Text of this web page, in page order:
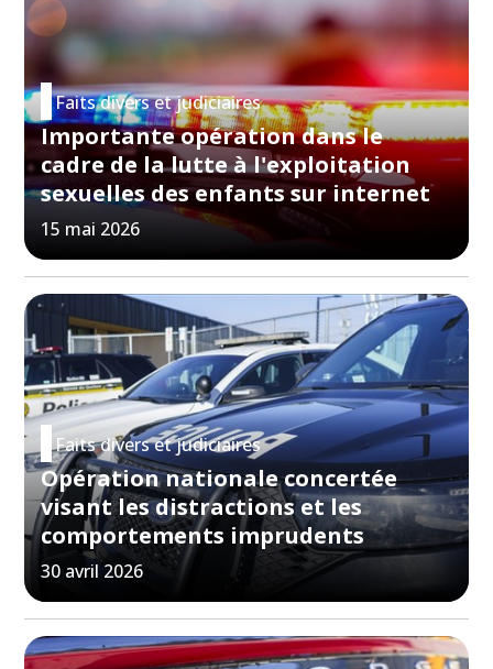
Faits divers et judiciaires
Importante opération dans le
cadre de la lutte à l'exploitation
sexuelles des enfants sur internet
15 mai 2026
Faits divers et judiciaires
Opération nationale concertée
visant les distractions et les
comportements imprudents
30 avril 2026